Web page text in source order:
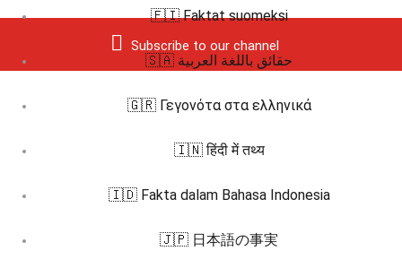
Subscribe to our channel
🇫🇮 Faktat suomeksi
🇸🇦 حقائق باللغة العربية
🇬🇷 Γεγονότα στα ελληνικά
🇮🇳 हिंदी में तथ्य
🇮🇩 Fakta dalam Bahasa Indonesia
🇯🇵 日本語の事実